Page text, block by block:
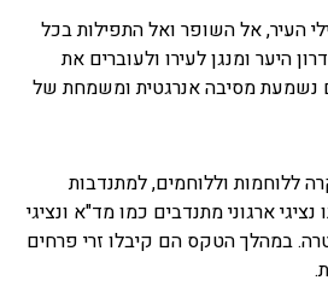
העיר, אל השופר ואל התפילות בכל
היער ומנגן לעירו ולעוברים את
נשמעת מסיבה אנרגטית ומשמחת של
ללוחמות וללוחמים, למתנדבות
ארגוני מתנדבים כמו מד"א ונציגי
במהלך הטקס הם קיבלו זרי פרחים